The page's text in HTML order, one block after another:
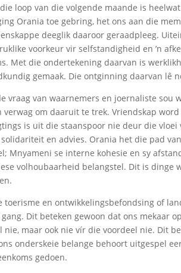
loop van die volgende maande is
Orania toe gebring, het ons aan die
deeglik daaroor geraadpleeg.
voorkeur vir selfstandigheid en ’n
Met die ondertekening daarvan is
gemaak. Die ontginning daarvan lê
vraag van waarnemers en joernaliste sou
verwag om daaruit te trek. Vriendskap
is uit die staanspoor nie deur die
en advies. Orania het die pad
Mnyameni se interne kohesie en sy
volhoubaarheid belangstel. Dit is dinge
en ontwikkelingsbefondsing of
Dit beteken gewoon dat ons mekaar
maar ook nie vír die voordeel nie. Dit
onderskeie belange behoort uitgespel
gedoen.